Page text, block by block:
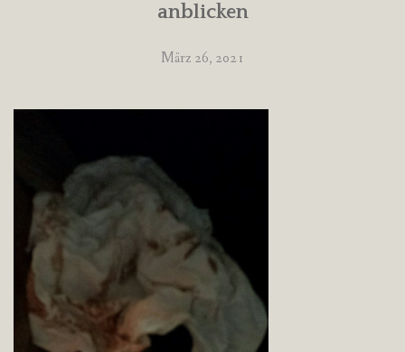
anblicken
März 26, 2021